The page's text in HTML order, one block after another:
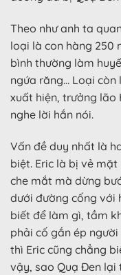
Theo như anh ta
loại là con hàng 250
bình thường làm
ngứa răng… Loại
xuất hiện, trưởng lão
nghe lời hắn nói.
Vấn đề duy nhất là
biệt. Eric là bị vẻ
che mắt mà dừng
dưới đường cống với
biết để làm gì, tầm
phải cố gắn ép
thì Eric cũng chẳng
vậy, sao Quạ Đen lại